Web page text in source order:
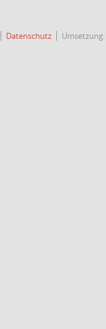
Datenschutz Umsetzung: